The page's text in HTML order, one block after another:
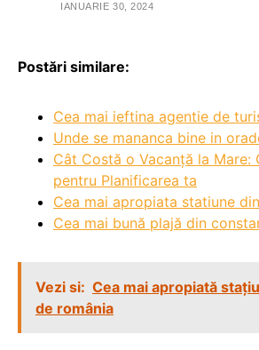
IANUARIE 30, 2024
Postări similare:
Cea mai ieftina agentie de
Unde se mananca bine in
Cât Costă o Vacanță la Mare:
pentru Planificarea ta
Cea mai apropiata statiune
Cea mai bună plajă din
Vezi si: Cea mai apropiată
de românia